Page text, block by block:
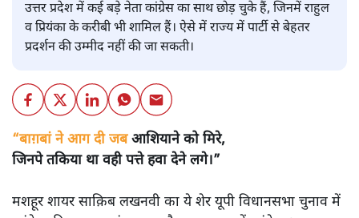
उत्तर प्रदेश में कई बड़े नेता कांग्रेस का साथ छोड़ चुके हैं, जिनमें राहुल
व प्रियंका के करीबी भी शामिल हैं। ऐसे में राज्य में पार्टी से बेहतर
प्रदर्शन की उम्मीद नहीं की जा सकती।
“बाग़बां ने आग दी जब आशियाने को मिरे,
जिनपे तकिया था वही पत्ते हवा देने लगे।”
मशहूर शायर साक़िब लखनवी का ये शेर यूपी विधानसभा चुनाव में